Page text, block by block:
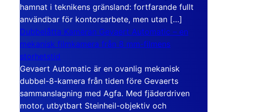
hamnat i teknikens gränsland: fortfarande fullt
användbar för kontorsarbete, men utan […]
Dubbelåtta Kameran Gevaert Automatic – en
mekanisk filmkamera från 8 mm-filmens
storhetstid
Gevaert Automatic är en ovanlig mekanisk
dubbel-8-kamera från tiden före Gevaerts
sammanslagning med Agfa. Med fjäderdriven
motor, utbytbart Steinheil-objektiv och